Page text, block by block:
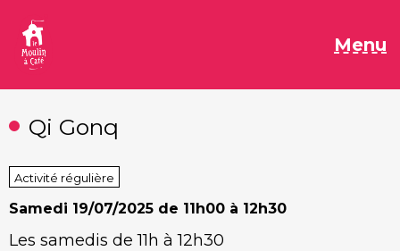
contenu
Menu
Qi Gonq
Activité régulière
Samedi 19/07/2025 de 11h00 à 12h30
Les samedis de 11h à 12h30